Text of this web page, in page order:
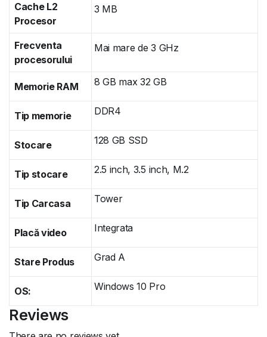
Cache L2
Procesor
3 MB
Frecventa
procesorului
Mai mare de 3 GHz
Memorie RAM 8 GB max 32 GB
Tip memorie DDR4
Stocare 128 GB SSD
Tip stocare 2.5 inch, 3.5 inch, M.2
Tip Carcasa Tower
Placă video Integrata
Stare Produs Grad A
OS: Windows 10 Pro
Reviews